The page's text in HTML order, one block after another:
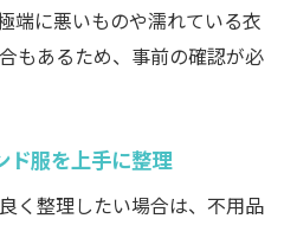
端に悪いものや濡れている衣
もあるため、事前の確認が必
ド服を上手に整理
く整理したい場合は、不用品